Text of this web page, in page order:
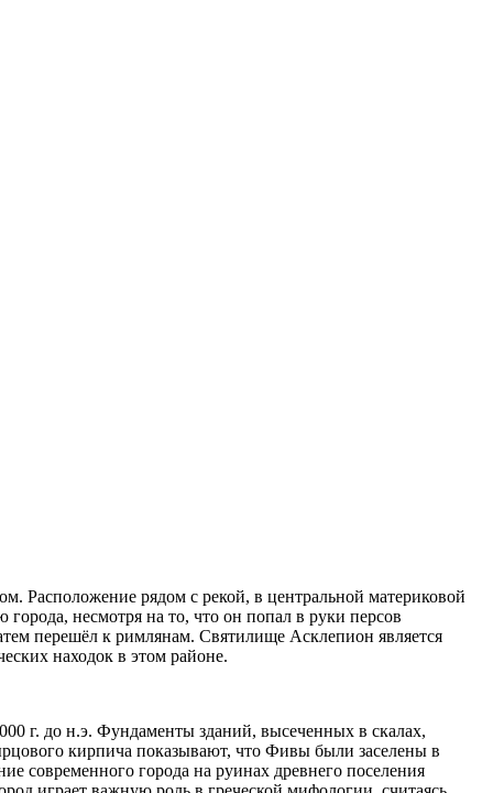
Расположение рядом с рекой, в центральной материковой
несмотря на то, что он попал в руки персов
перешёл к римлянам. Святилище Асклепион является
находок в этом районе.
г. до н.э. Фундаменты зданий, высеченных в скалах,
кирпича показывают, что Фивы были заселены в
современного города на руинах древнего поселения